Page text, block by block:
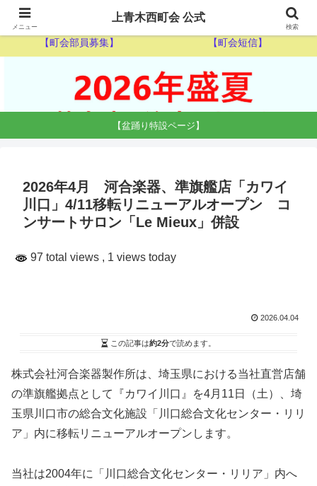
【ゴミ収集カレンダー】 【休日当番医】
【町会部員募集】 【町会短信】
【盆踊り特設ページ】
2026年4月 河合楽器、準旗艦店「カワイ
川口」4/11移転リニューアルオープン コ
ンサートサロン「Le Mieux」併設
97 total views , 1 views today
2026.04.04
この記事は約2分で読めます。
株式会社河合楽器製作所は、埼玉県における当社直営店舗
の準旗艦拠点として『カワイ川口』を4月11日（土）、埼
玉県川口市の総合文化施設「川口総合文化センター・リリ
ア」内に移転リニューアルオープンします。
当社は2004年に「川口総合文化センター・リリア」内へ
メニュー
上青木西町会 公式
検索